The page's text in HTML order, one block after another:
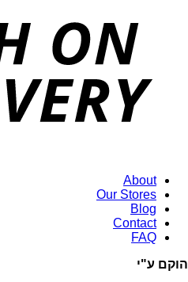
About
Our Stores
Blog
Contact
FAQ
הוקם ע"י